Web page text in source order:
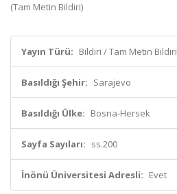
(Tam Metin Bildiri)
Yayın Türü: Bildiri / Tam Metin Bildiri
Basıldığı Şehir: Sarajevo
Basıldığı Ülke: Bosna-Hersek
Sayfa Sayıları: ss.200
İnönü Üniversitesi Adresli: Evet